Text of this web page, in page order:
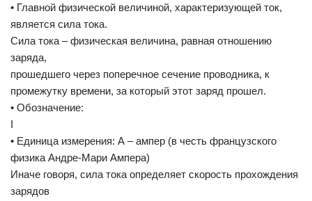
• Главной физической величиной, характеризующей ток,
является сила тока.
Сила тока – физическая величина, равная отношению
заряда,
прошедшего через поперечное сечение проводника, к
промежутку времени, за который этот заряд прошел.
• Обозначение:
I
• Единица измерения: А – ампер (в честь французского
физика Андре-Мари Ампера)
Иначе говоря, сила тока определяет скорость прохождения
зарядов